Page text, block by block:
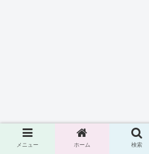
メニュー ホーム 検索